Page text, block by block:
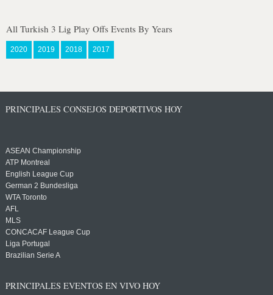
All Turkish 3 Lig Play Offs Events By Years
2020 2019 2018 2017
PRINCIPALES CONSEJOS DEPORTIVOS HOY
ASEAN Championship
ATP Montreal
English League Cup
German 2 Bundesliga
WTA Toronto
AFL
MLS
CONCACAF League Cup
Liga Portugal
Brazilian Serie A
PRINCIPALES EVENTOS EN VIVO HOY